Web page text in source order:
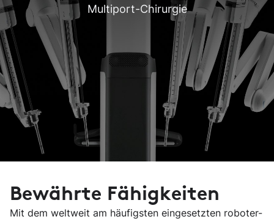
Multiport-Chirurgie
Bewährte Fähigkeiten
Mit dem weltweit am häufigsten eingesetzten roboter-